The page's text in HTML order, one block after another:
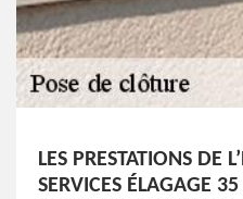
LES PRESTATIONS DE
SERVICES ÉLAGAGE